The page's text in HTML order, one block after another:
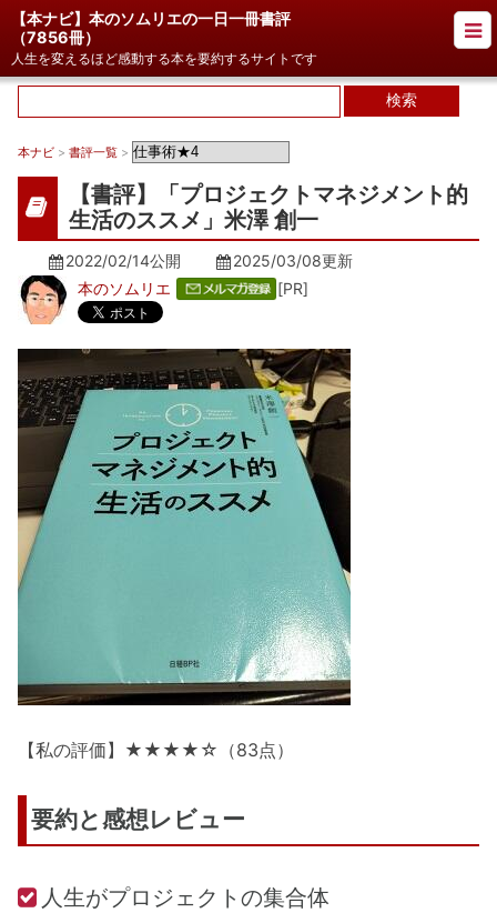
【本ナビ】本のソムリエの一日一冊書評
（7856冊）
人生を変えるほど感動する本を要約するサイトです
本ナビ > 書評一覧 >
【書評】「プロジェクトマネジメント的
生活のススメ」米澤 創一
2022/02/14公開 2025/03/08更新
本のソムリエ
[PR]
【私の評価】★★★★☆（83点）
要約と感想レビュー
人生がプロジェクトの集合体